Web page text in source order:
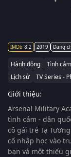
8.2 2019 Đang
Hành động
Tình
Lịch sử
TV Series -
Giới thiệu:
Arsenal Military
tình cảm - dân
cô gái trẻ Tạ
cố nhập học vào
bạn và một thiếu